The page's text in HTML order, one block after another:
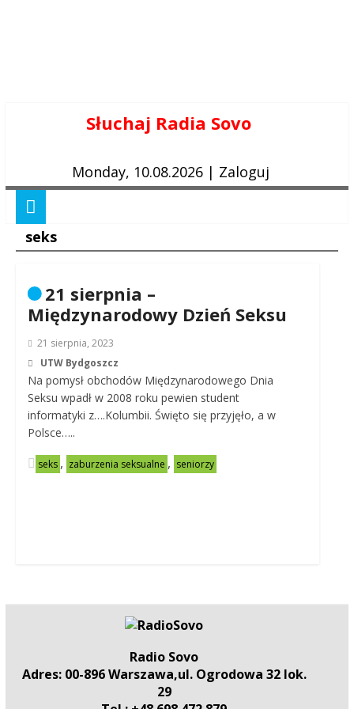
Słuchaj Radia Sovo
Monday, 10.08.2026 | Zaloguj
seks
21 sierpnia –
Międzynarodowy Dzień Seksu
21 sierpnia, 2023
UTW Bydgoszcz
Na pomysł obchodów Międzynarodowego Dnia
Seksu wpadł w 2008 roku pewien student
informatyki z….Kolumbii. Święto się przyjęło, a w
Polsce…..
seks , zaburzenia seksualne , seniorzy
Radio Sovo
Adres: 00-896 Warszawa,ul. Ogrodowa 32 lok.
29